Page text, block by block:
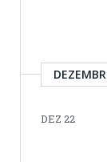
DEZ 22